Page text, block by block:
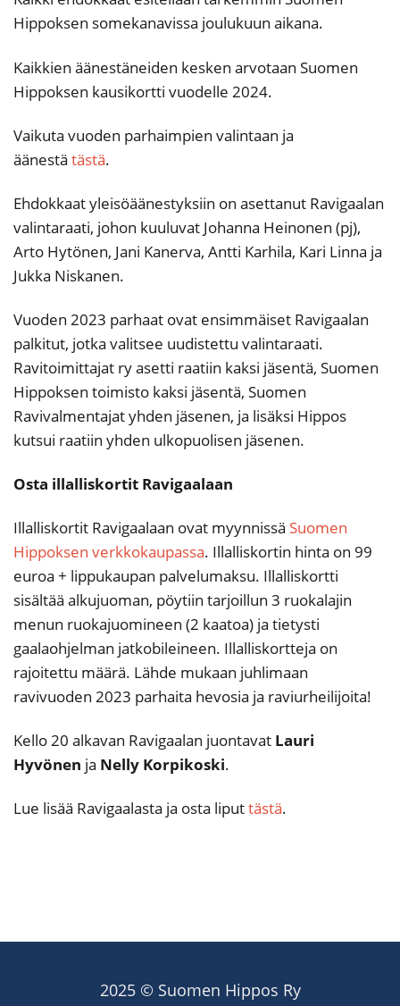
Hippoksen somekanavissa joulukuun aikana.
Kaikkien äänestäneiden kesken arvotaan Suomen
Hippoksen kausikortti vuodelle 2024.
Vaikuta vuoden parhaimpien valintaan ja
äänestä tästä.
Ehdokkaat yleisöäänestyksiin on asettanut Ravigaalan
valintaraati, johon kuuluvat Johanna Heinonen (pj),
Arto Hytönen, Jani Kanerva, Antti Karhila, Kari Linna ja
Jukka Niskanen.
Vuoden 2023 parhaat ovat ensimmäiset Ravigaalan
palkitut, jotka valitsee uudistettu valintaraati.
Ravitoimittajat ry asetti raatiin kaksi jäsentä, Suomen
Hippoksen toimisto kaksi jäsentä, Suomen
Ravivalmentajat yhden jäsenen, ja lisäksi Hippos
kutsui raatiin yhden ulkopuolisen jäsenen.
Osta illalliskortit Ravigaalaan
Illalliskortit Ravigaalaan ovat myynnissä Suomen
Hippoksen verkkokaupassa. Illalliskortin hinta on 99
euroa + lippukaupan palvelumaksu. Illalliskortti
sisältää alkujuoman, pöytiin tarjoillun 3 ruokalajin
menun ruokajuomineen (2 kaatoa) ja tietysti
gaalaohjelman jatkobileineen. Illalliskortteja on
rajoitettu määrä. Lähde mukaan juhlimaan
ravivuoden 2023 parhaita hevosia ja raviurheilijoita!
Kello 20 alkavan Ravigaalan juontavat Lauri
Hyvönen ja Nelly Korpikoski.
Lue lisää Ravigaalasta ja osta liputtästä.
2025 © Suomen Hippos Ry